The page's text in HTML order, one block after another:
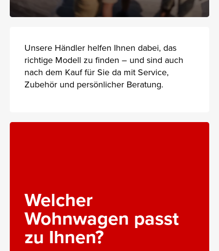
Unsere Händler helfen Ihnen dabei, das
richtige Modell zu finden – und sind auch
nach dem Kauf für Sie da mit Service,
Zubehör und persönlicher Beratung.
Welcher
Wohnwagen passt
zu Ihnen?